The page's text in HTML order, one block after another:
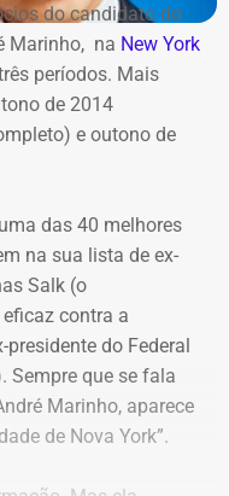
do candidato do
Marinho, na New York
períodos. Mais
de 2014
e outono de
das 40 melhores
na sua lista de ex-
Salk (o
contra a
presidente do Federal
Sempre que se fala
Marinho, aparece
de Nova York”.